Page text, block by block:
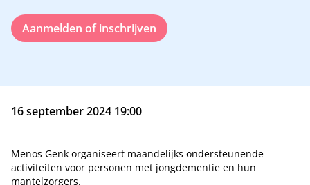
Aanmelden of inschrijven
16 september 2024 19:00
Menos Genk organiseert maandelijks ondersteunende
activiteiten voor personen met jongdementie en hun
mantelzorgers.